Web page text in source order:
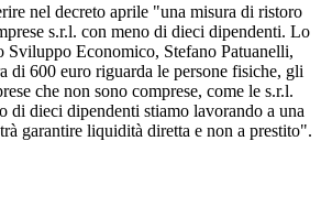
nel decreto aprile "una misura di ristoro
s.r.l. con meno di dieci dipendenti. Lo
Sviluppo Economico, Stefano Patuanelli,
di 600 euro riguarda le persone fisiche, gli
che non sono comprese, come le s.r.l.
di dieci dipendenti stiamo lavorando a una
garantire liquidità diretta e non a prestito".